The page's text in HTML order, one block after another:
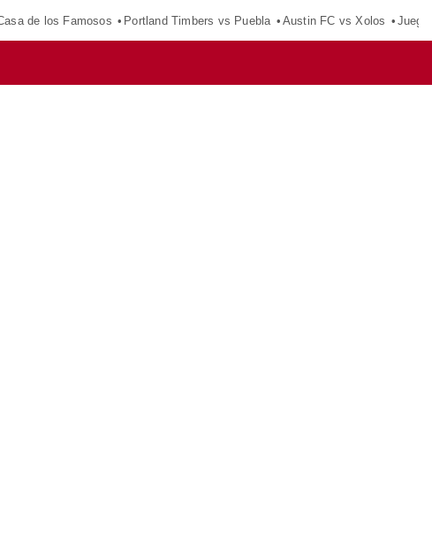
de los Famosos Portland Timbers vs Puebla Austin FC vs Xolos